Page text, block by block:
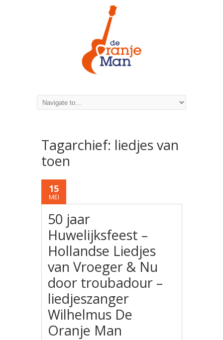
Tagarchief: liedjes van
toen
15
MEI
50 jaar
Huwelijksfeest –
Hollandse Liedjes
van Vroeger & Nu
door troubadour –
liedjeszanger
Wilhelmus De
Oranje Man